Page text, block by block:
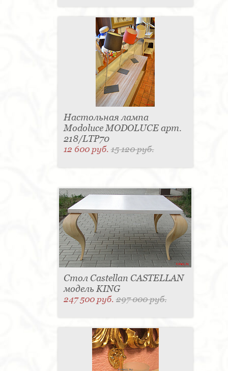
Настольная лампа
Modoluce MODOLUCE арт.
218/LTP70
12 600 руб.15 120 руб.
Стол Castellan CASTELLAN
модель KING
247 500 руб.297 000 руб.